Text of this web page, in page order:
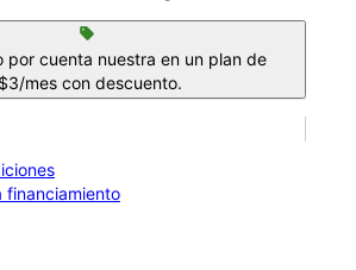
sell
por cuenta nuestra en un plan de
$3/mes con descuento.
financiamiento